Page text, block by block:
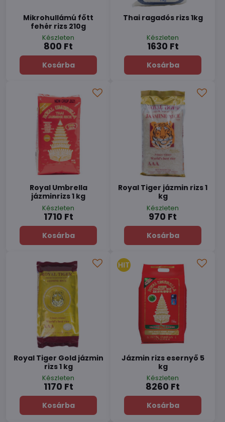
Mikrohullámú főtt
fehér rizs 210g
Készleten
800 Ft
Kosárba
Thai ragadós rizs 1kg
Készleten
1630 Ft
Kosárba
Royal Umbrella
jázminrizs 1 kg
Készleten
1710 Ft
Kosárba
Royal Tiger jázmin rizs 1
kg
Készleten
970 Ft
Kosárba
Royal Tiger Gold jázmin
rizs 1 kg
Készleten
1170 Ft
Kosárba
Jázmin rizs esernyő 5
kg
Készleten
8260 Ft
Kosárba